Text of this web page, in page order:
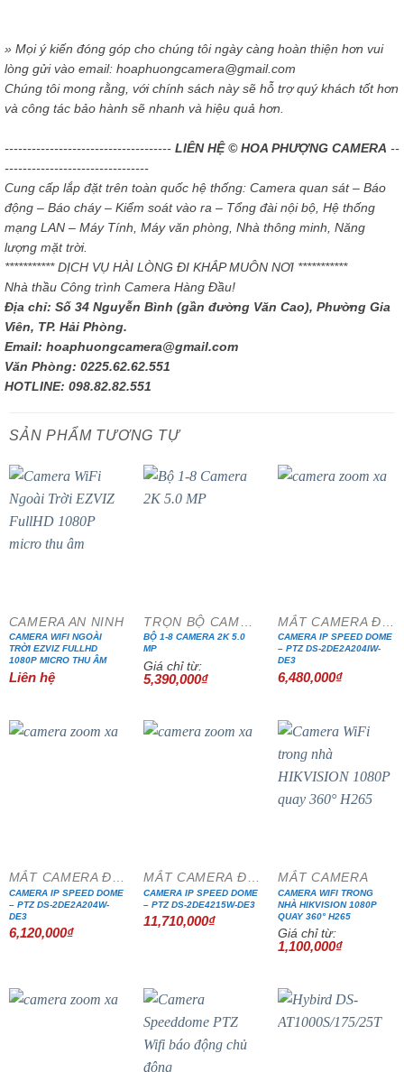
» Mọi ý kiến đóng góp cho chúng tôi ngày càng hoàn thiện hơn vui
lòng gửi vào email: hoaphuongcamera@gmail.com
Chúng tôi mong rằng, với chính sách này sẽ hỗ trợ quý khách tốt hơn
và công tác bảo hành sẽ nhanh và hiệu quả hơn.
------------------------------------- LIÊN HỆ © HOA PHƯỢNG CAMERA --
--------------------------------
Cung cấp lắp đặt trên toàn quốc hệ thống: Camera quan sát – Báo
động – Báo cháy – Kiểm soát vào ra – Tổng đài nội bộ, Hệ thống
mạng LAN – Máy Tính, Máy văn phòng, Nhà thông minh, Năng
lượng mặt trời.
*********** DỊCH VỤ HÀI LÒNG ĐI KHẮP MUÔN NƠI ***********
Nhà thầu Công trình Camera Hàng Đầu!
Địa chỉ: Số 34 Nguyễn Bình (gần đường Văn Cao), Phường Gia
Viên, TP. Hải Phòng.
Email: hoaphuongcamera@gmail.com
Văn Phòng: 0225.62.62.551
HOTLINE: 098.82.82.551
SẢN PHẨM TƯƠNG TỰ
CAMERA AN NINH
CAMERA WIFI NGOÀI
TRỜI EZVIZ FULLHD
1080P MICRO THU ÂM
Liên hệ
BỘ 1-8 CAMERA 2K 5.0
MP
Giá chỉ từ:
5,390,000₫
CAMERA IP SPEED DOME
– PTZ DS-2DE2A204IW-
DE3
6,480,000₫
CAMERA IP SPEED DOME
– PTZ DS-2DE2A204W-
DE3
6,120,000₫
CAMERA IP SPEED DOME
– PTZ DS-2DE4215W-DE3
11,710,000₫
MẮT CAMERA
CAMERA WIFI TRONG
NHÀ HIKVISION 1080P
QUAY 360° H265
Giá chỉ từ:
1,100,000₫